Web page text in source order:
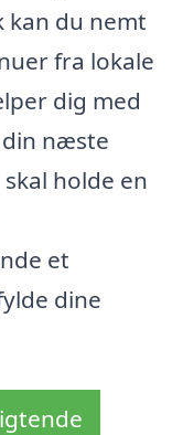
kan du nemt
fra lokale
dig med
næste
holde en
et
dine